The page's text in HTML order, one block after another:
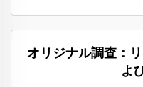
オリジナル調査：
よ